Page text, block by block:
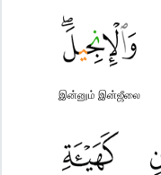
இன்னும் இன்ஜீலை